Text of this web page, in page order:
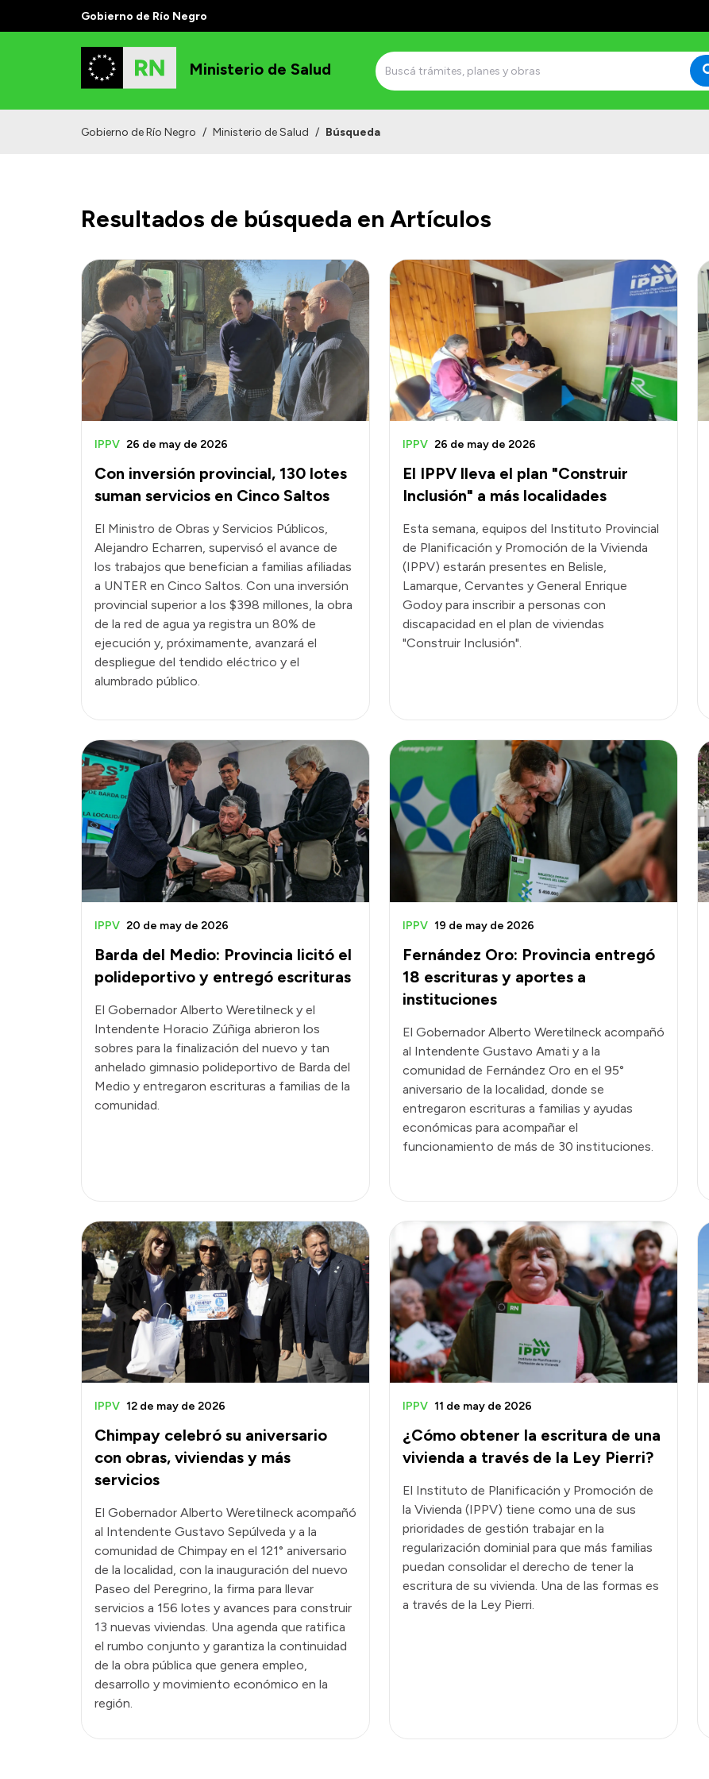
Gobierno de Río Negro
Ministerio de Salud
Gobierno de Río Negro / Ministerio de Salud / Búsqueda
Resultados de búsqueda en Artículos
Con inversión provincial, 130 lotes
suman servicios en Cinco Saltos
IPPV 26 de may de 2026
El Ministro de Obras y Servicios Públicos,
Alejandro Echarren, supervisó el avance de
los trabajos que benefician a familias afiliadas
a UNTER en Cinco Saltos. Con una inversión
provincial superior a los $398 millones, la obra
de la red de agua ya registra un 80% de
ejecución y, próximamente, avanzará el
despliegue del tendido eléctrico y el
alumbrado público.
El IPPV lleva el plan "Construir
Inclusión" a más localidades
IPPV 26 de may de 2026
Esta semana, equipos del Instituto Provincial
de Planificación y Promoción de la Vivienda
(IPPV) estarán presentes en Belisle,
Lamarque, Cervantes y General Enrique
Godoy para inscribir a personas con
discapacidad en el plan de viviendas
"Construir Inclusión".
Barda del Medio: Provincia licitó el
polideportivo y entregó escrituras
IPPV 20 de may de 2026
El Gobernador Alberto Weretilneck y el
Intendente Horacio Zúñiga abrieron los
sobres para la finalización del nuevo y tan
anhelado gimnasio polideportivo de Barda del
Medio y entregaron escrituras a familias de la
comunidad.
Fernández Oro: Provincia entregó
18 escrituras y aportes a
instituciones
IPPV 19 de may de 2026
El Gobernador Alberto Weretilneck acompañó
al Intendente Gustavo Amati y a la
comunidad de Fernández Oro en el 95°
aniversario de la localidad, donde se
entregaron escrituras a familias y ayudas
económicas para acompañar el
funcionamiento de más de 30 instituciones.
Chimpay celebró su aniversario
con obras, viviendas y más
servicios
IPPV 12 de may de 2026
El Gobernador Alberto Weretilneck acompañó
al Intendente Gustavo Sepúlveda y a la
comunidad de Chimpay en el 121° aniversario
de la localidad, con la inauguración del nuevo
Paseo del Peregrino, la firma para llevar
servicios a 156 lotes y avances para construir
13 nuevas viviendas. Una agenda que ratifica
el rumbo conjunto y garantiza la continuidad
de la obra pública que genera empleo,
desarrollo y movimiento económico en la
región.
¿Cómo obtener la escritura de una
vivienda a través de la Ley Pierri?
IPPV 11 de may de 2026
El Instituto de Planificación y Promoción de
la Vivienda (IPPV) tiene como una de sus
prioridades de gestión trabajar en la
regularización dominial para que más familias
puedan consolidar el derecho de tener la
escritura de su vivienda. Una de las formas es
a través de la Ley Pierri.